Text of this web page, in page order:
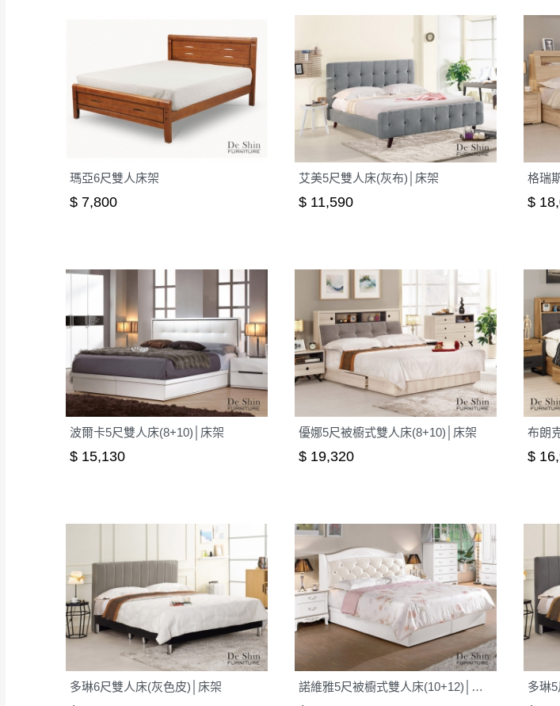
瑪亞6尺雙人床架
$ 7,800
艾美5尺雙人床(灰布)│床架
$ 11,590
格瑞
$
波爾卡5尺雙人床(8+10)│床架
$ 15,130
優娜5尺被櫥式雙人床(8+10)│床架
$ 19,320
布朗
$
多琳6尺雙人床(灰色皮)│床架 諾維雅5尺被櫥式雙人床(10+12)│床架